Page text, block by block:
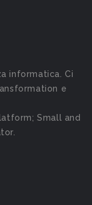
informatica. Ci
e
Small and